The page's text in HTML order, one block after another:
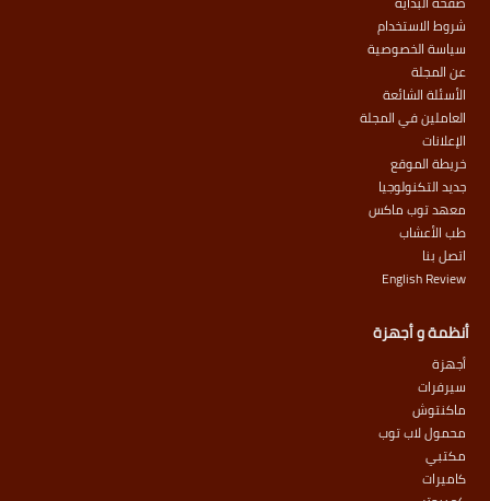
شروط الاستخدام
سياسة الخصوصية
عن المجلة
الأسئلة الشائعة
العاملين في المجلة
الإعلانات
خريطة الموقع
جديد التكنولوجيا
معهد توب ماكس
طب الأعشاب
اتصل بنا
English Review
أنظمة و أجهزة
أجهزة
سيرفرات
ماكنتوش
محمول لاب توب
مكتبي
كاميرات